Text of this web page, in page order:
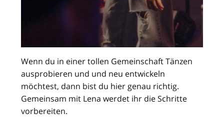
Wenn du in einer tollen Gemeinschaft Tänzen
ausprobieren und und neu entwickeln
möchtest, dann bist du hier genau richtig.
Gemeinsam mit Lena werdet ihr die Schritte
vorbereiten.